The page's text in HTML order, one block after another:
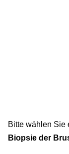
Bitte wählen Sie
Biopsie der